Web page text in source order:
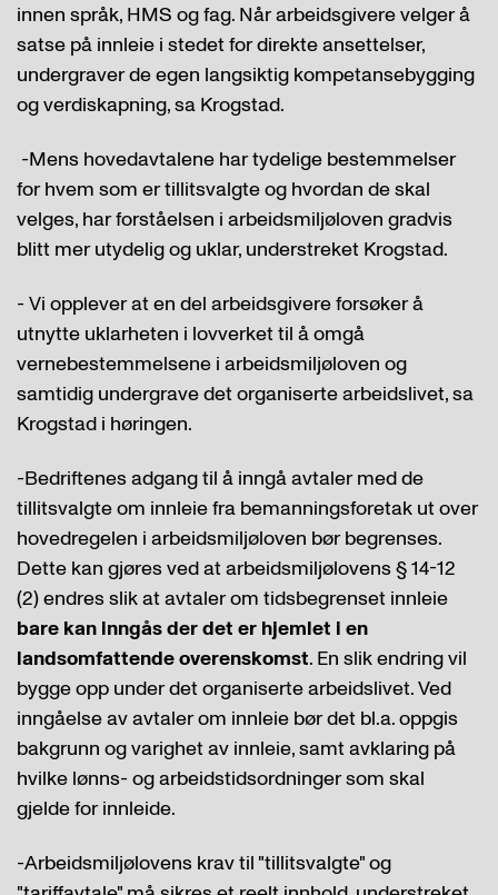
innen språk, HMS og fag. Når arbeidsgivere velger å
satse på innleie i stedet for direkte ansettelser,
undergraver de egen langsiktig kompetansebygging
og verdiskapning, sa Krogstad.
-Mens hovedavtalene har tydelige bestemmelser
for hvem som er tillitsvalgte og hvordan de skal
velges, har forståelsen i arbeidsmiljøloven gradvis
blitt mer utydelig og uklar, understreket Krogstad.
- Vi opplever at en del arbeidsgivere forsøker å
utnytte uklarheten i lovverket til å omgå
vernebestemmelsene i arbeidsmiljøloven og
samtidig undergrave det organiserte arbeidslivet, sa
Krogstad i høringen.
-Bedriftenes adgang til å inngå avtaler med de
tillitsvalgte om innleie fra bemanningsforetak ut over
hovedregelen i arbeidsmiljøloven bør begrenses.
Dette kan gjøres ved at arbeidsmiljølovens § 14-12
(2) endres slik at avtaler om tidsbegrenset innleie
bare kan inngås der det er hjemlet i en
landsomfattende overenskomst. En slik endring vil
bygge opp under det organiserte arbeidslivet. Ved
inngåelse av avtaler om innleie bør det bl.a. oppgis
bakgrunn og varighet av innleie, samt avklaring på
hvilke lønns- og arbeidstidsordninger som skal
gjelde for innleide.
-Arbeidsmiljølovens krav til "tillitsvalgte" og